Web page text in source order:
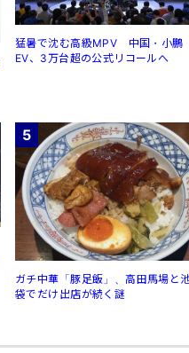
猛暑で沈む高級MPV 中国・小鵬
EV、3万台超の公式リコールへ
5
ガチ中華「豚足飯」、高田馬場と
袋でだけ出店が続く謎